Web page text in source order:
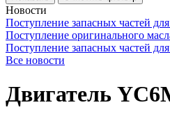
Новости
Поступление запасных частей
Поступление оригинального
Поступление запасных частей
Все новости
Двигатель